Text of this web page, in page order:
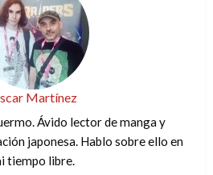
Martínez
Ávido lector de manga y
japonesa. Hablo sobre ello en
tiempo libre.